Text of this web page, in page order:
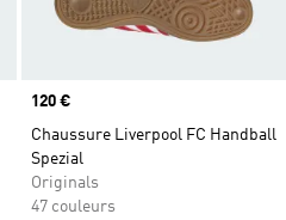
Prix
120 €
Chaussure Liverpool FC Handball
Spezial
Originals
47 couleurs